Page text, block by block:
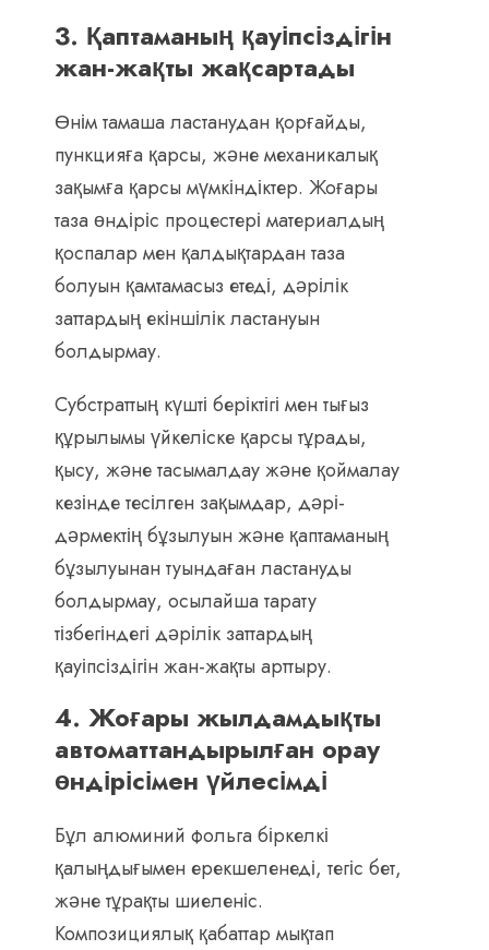
3. Қаптаманың қауіпсіздігін
жан-жақты жақсартады
Өнім тамаша ластанудан қорғайды,
пункцияға қарсы, және механикалық
зақымға қарсы мүмкіндіктер. Жоғары
таза өндіріс процестері материалдың
қоспалар мен қалдықтардан таза
болуын қамтамасыз етеді, дәрілік
заттардың екіншілік ластануын
болдырмау.
Субстраттың күшті беріктігі мен тығыз
құрылымы үйкеліске қарсы тұрады,
қысу, және тасымалдау және қоймалау
кезінде тесілген зақымдар, дәрі-
дәрмектің бұзылуын және қаптаманың
бұзылуынан туындаған ластануды
болдырмау, осылайша тарату
тізбегіндегі дәрілік заттардың
қауіпсіздігін жан-жақты арттыру.
4. Жоғары жылдамдықты
автоматтандырылған орау
өндірісімен үйлесімді
Бұл алюминий фольга біркелкі
қалыңдығымен ерекшеленеді, тегіс бет,
және тұрақты шиеленіс.
Композициялық қабаттар мықтап